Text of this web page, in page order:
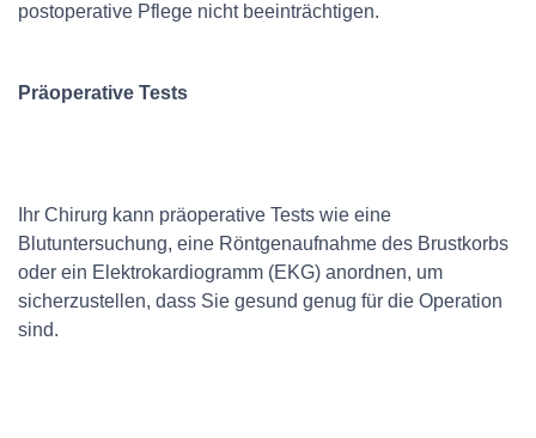
postoperative Pflege nicht beeinträchtigen.
Präoperative Tests
Ihr Chirurg kann präoperative Tests wie eine
Blutuntersuchung, eine Röntgenaufnahme des Brustkorbs
oder ein Elektrokardiogramm (EKG) anordnen, um
sicherzustellen, dass Sie gesund genug für die Operation
sind.